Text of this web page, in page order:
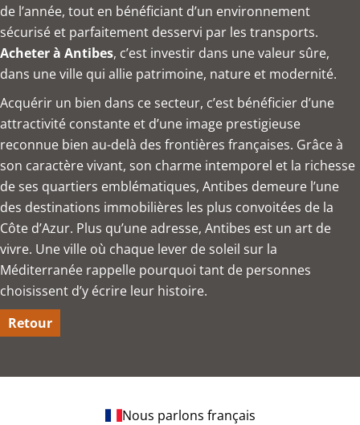
de l’année, tout en bénéficiant d’un environnement
sécurisé et parfaitement desservi par les transports.
Acheter à Antibes, c’est investir dans une valeur sûre,
dans une ville qui allie patrimoine, nature et modernité.
Acquérir un bien dans ce secteur, c’est bénéficier d’une
attractivité constante et d’une image prestigieuse
reconnue bien au-delà des frontières françaises. Grâce à
son caractère vivant, son charme intemporel et la richesse
de ses quartiers emblématiques, Antibes demeure l’une
des destinations immobilières les plus convoitées de la
Côte d’Azur. Plus qu’une adresse, Antibes est un art de
vivre. Une ville où chaque lever de soleil sur la
Méditerranée rappelle pourquoi tant de personnes
choisissent d’y écrire leur histoire.
Retour
Nous parlons français